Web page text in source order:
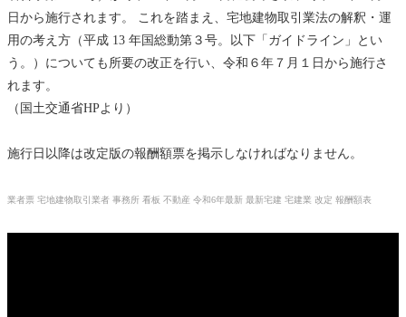
日から施行されます。 これを踏まえ、宅地建物取引業法の解釈・運
用の考え方（平成 13 年国総動第３号。以下「ガイドライン」とい
う。）についても所要の改正を行い、令和６年７月１日から施行さ
れます。
（国土交通省HPより）
施行日以降は改定版の報酬額票を掲示しなければなりません。
業者票 宅地建物取引業者 事務所 看板 不動産 令和6年最新 最新宅建 宅建業 改定 報酬額表